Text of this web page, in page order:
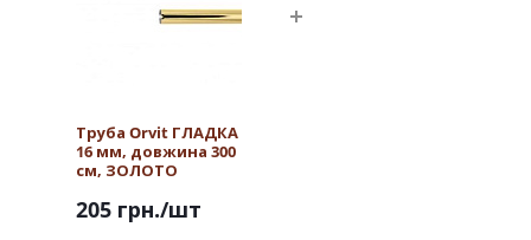
Труба Orvit ГЛАДКА
16 мм, довжина 300
см, ЗОЛОТО
205 грн./шт